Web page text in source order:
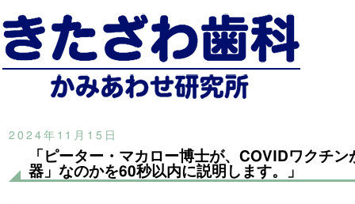
2024年11月15日
「ピーター・マカロー博士が、COVIDワクチン
器」なのかを60秒以内に説明します。」